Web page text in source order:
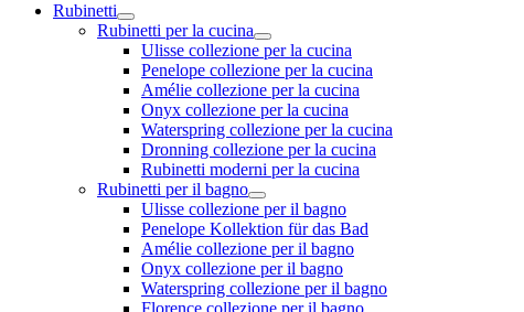
Rubinetti
Rubinetti per la cucina
Ulisse collezione per la cucina
Penelope collezione per la cucina
Amélie collezione per la cucina
Onyx collezione per la cucina
Waterspring collezione per la cucina
Dronning collezione per la cucina
Rubinetti moderni per la cucina
Rubinetti per il bagno
Ulisse collezione per il bagno
Penelope Kollektion für das Bad
Amélie collezione per il bagno
Onyx collezione per il bagno
Waterspring collezione per il bagno
Florence collezione per il bagno